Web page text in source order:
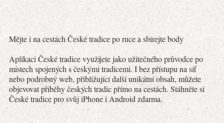
Mějte i na cestách České tradice po ruce a sbírejte body
Aplikaci České tradice využijete jako užitečného průvodce po
místech spojených s českými tradicemi. I bez přístupu na síť
nebo podrobný web, přibližující další unikátní obsah, můžete
objevovat příběhy českých tradic přímo na cestách. Stáhněte si
České tradice pro svůj iPhone i Android zdarma.